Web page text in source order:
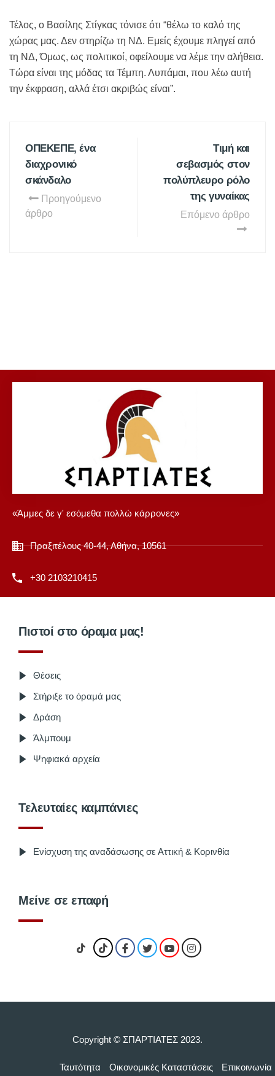
Τέλος, ο Βασίλης Στίγκας τόνισε ότι “θέλω το καλό της
χώρας μας. Δεν στηρίζω τη ΝΔ. Εμείς έχουμε πληγεί από
τη ΝΔ, Όμως, ως πολιτικοί, οφείλουμε να λέμε την αλήθεια.
Τώρα είναι της μόδας τα Τέμπη. Λυπάμαι, που λέω αυτή
την έκφραση, αλλά έτσι ακριβώς είναι”.
ΟΠΕΚΕΠΕ, ένα
διαχρονικό
σκάνδαλο
Προηγούμενο
άρθρο
Τιμή και
σεβασμός στον
πολύπλευρο ρόλο
της γυναίκας
Επόμενο άρθρο
«Άμμες δε γ' εσόμεθα πολλώ κάρρονες»
Πραξιτέλους 40-44, Αθήνα, 10561
+30 2103210415
Πιστοί στο όραμα μας!
Θέσεις
Στήριξε το όραμά μας
Δράση
Άλμπουμ
Ψηφιακά αρχεία
Τελευταίες καμπάνιες
Ενίσχυση της αναδάσωσης σε Αττική & Κορινθία
Μείνε σε επαφή
Copyright © ΣΠΑΡΤΙΑΤΕΣ 2023.
Ταυτότητα Οικονομικές Kαταστάσεις Επικοινωνία